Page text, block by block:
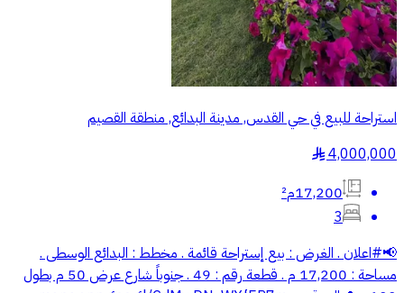
استراحة للبيع في حي القدس, مدينة البدائع, منطقة القصيم
4,000,000
§
17,200م²
3
📢⁧‫#اعلان‬⁩ ‏. الغرض : بيع إستراحة قائمة ‏. مخطط : البدائع الوسطى ‏.
مساحة : 17,200 م ‏. قطعة رقم : 49 ‏. جنوباً شارع عرض 50 م بطول